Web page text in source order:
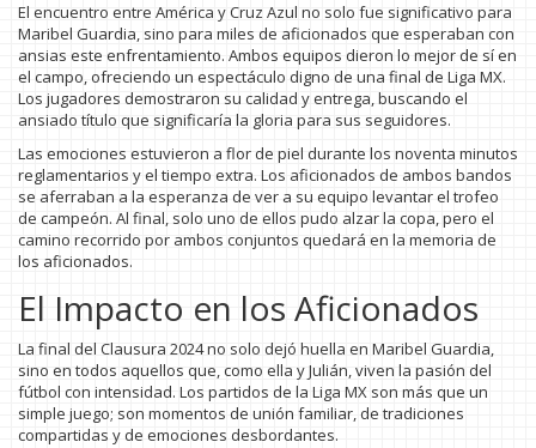
El encuentro entre América y Cruz Azul no solo fue significativo para
Maribel Guardia, sino para miles de aficionados que esperaban con
ansias este enfrentamiento. Ambos equipos dieron lo mejor de sí en
el campo, ofreciendo un espectáculo digno de una final de Liga MX.
Los jugadores demostraron su calidad y entrega, buscando el
ansiado título que significaría la gloria para sus seguidores.
Las emociones estuvieron a flor de piel durante los noventa minutos
reglamentarios y el tiempo extra. Los aficionados de ambos bandos
se aferraban a la esperanza de ver a su equipo levantar el trofeo
de campeón. Al final, solo uno de ellos pudo alzar la copa, pero el
camino recorrido por ambos conjuntos quedará en la memoria de
los aficionados.
El Impacto en los Aficionados
La final del Clausura 2024 no solo dejó huella en Maribel Guardia,
sino en todos aquellos que, como ella y Julián, viven la pasión del
fútbol con intensidad. Los partidos de la Liga MX son más que un
simple juego; son momentos de unión familiar, de tradiciones
compartidas y de emociones desbordantes.